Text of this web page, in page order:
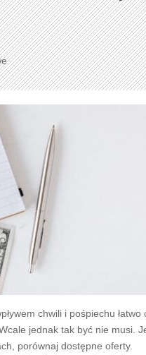
chwili i pośpiechu łatwo
jednak tak być nie musi.
porównaj dostępne oferty.